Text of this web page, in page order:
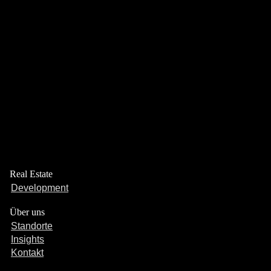
Real Estate
Development
Über uns
Standorte
Insights
Kontakt